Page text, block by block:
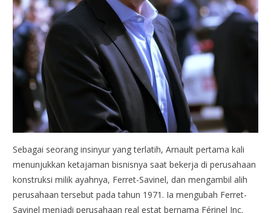
Sebagai seorang insinyur yang terlatih, Arnault pertama kali
menunjukkan ketajaman bisnisnya saat bekerja di perusahaan
konstruksi milik ayahnya, Ferret-Savinel, dan mengambil alih
perusahaan tersebut pada tahun 1971. Ia mengubah Ferret-
Savinel menjadi perusahaan real estat bernama Férinel Inc.